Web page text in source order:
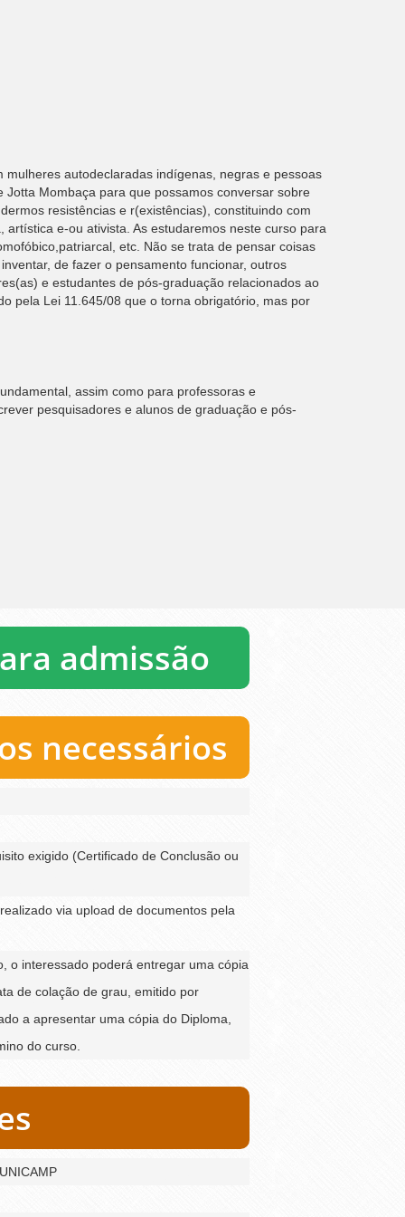
autodeclaradas indígenas, negras e pessoas
Mombaça para que possamos conversar sobre
resistências e r(existências), constituindo com
e-ou ativista. As estudaremos neste curso para
etc. Não se trata de pensar coisas
de fazer o pensamento funcionar, outros
e estudantes de pós-graduação relacionados ao
pela Lei 11.645/08 que o torna obrigatório, mas por
assim como para professoras e
pesquisadores e alunos de graduação e pós-
admissão
necessários
exigido (Certificado de Conclusão ou
via upload de documentos pela
o interessado poderá entregar uma cópia
de colação de grau, emitido por
a apresentar uma cópia do Diploma,
do curso.